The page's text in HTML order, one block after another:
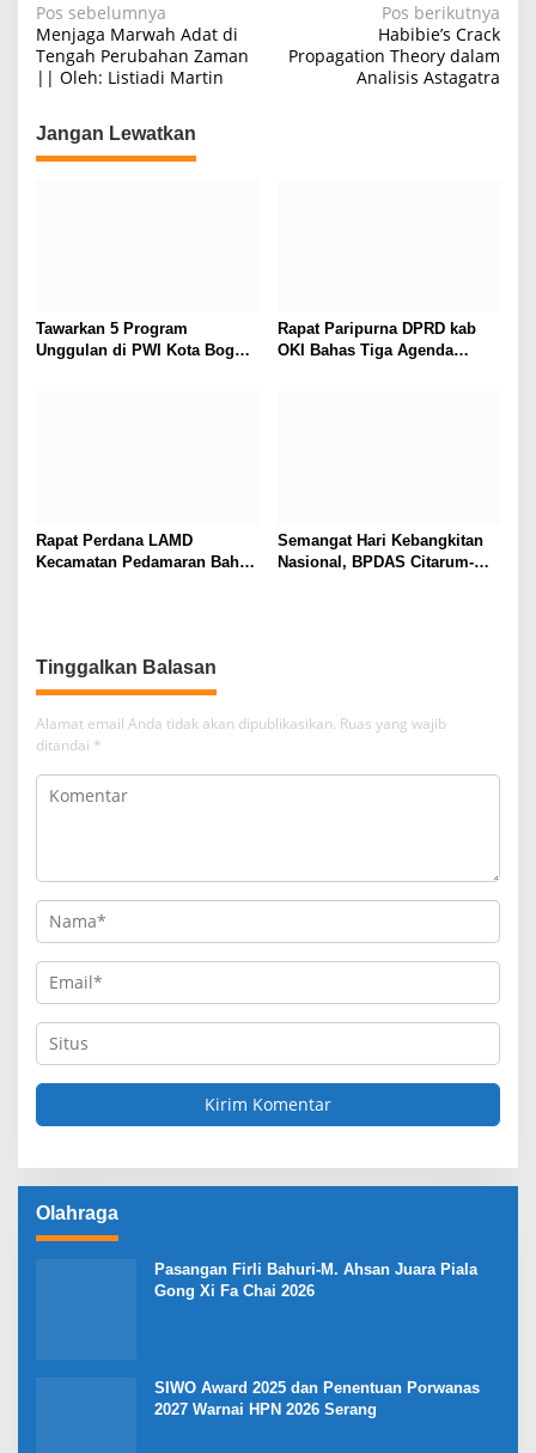
N
a
v
i
g
o
s
Pos sebelumnya
Menjaga Marwah Adat di
Tengah Perubahan Zaman
|| Oleh: Listiadi Martin
Pos berikutnya
Habibie’s Crack
Propagation Theory dalam
Analisis Astagatra
Jangan Lewatkan
Tawarkan 5 Program
Unggulan di PWI Kota Bogor,
Rapat Paripurna DPRD kab
OKI Bahas Tiga Agenda
Rapat Perdana LAMD
Kecamatan Pedamaran Bahas
Semangat Hari Kebangkitan
Nasional, BPDAS Citarum-
Tinggalkan Balasan
Alamat email Anda tidak akan dipublikasikan. Ruas yang wajib
ditandai *
Olahraga
Pasangan Firli Bahuri-M. Ahsan Juara Piala
Gong Xi Fa Chai 2026
SIWO Award 2025 dan Penentuan Porwanas
2027 Warnai HPN 2026 Serang